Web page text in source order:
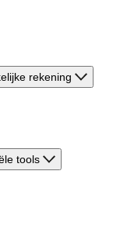
rekening
tools